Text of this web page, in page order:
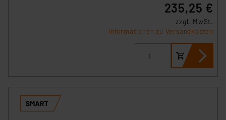
235,25 €
zzgl. MwSt.
Informationen zu Versandkosten